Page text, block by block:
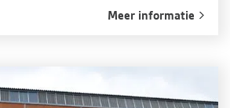
Meer informatie